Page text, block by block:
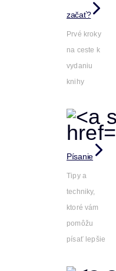
začať?
Prvé kroky
na ceste k
vydaniu
knihy
Písanie
Tipy a
techniky,
ktoré vám
pomôžu
písať lepšie